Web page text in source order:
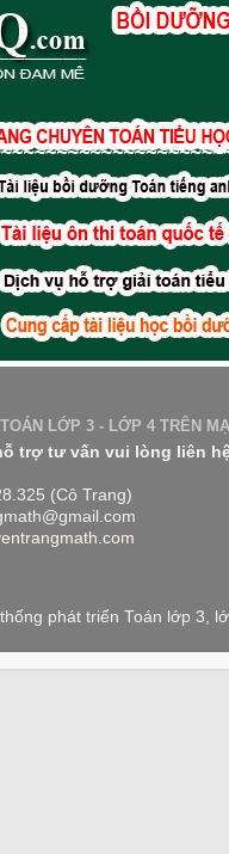
LỚP 3 - LỚP 4 TRÊN
trợ tư vấn vui lòng liên
(Cô Trang)
phát triển Toán lớp 3,